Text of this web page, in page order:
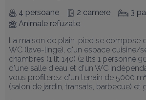
4 persoane 2 camere
3
Animale refuzate
La maison de plain-pied se compose
WC (lave-linge), d'un espace cuisine/
chambres (1 lit 140) (2 lits 1 personne
d'une salle d'eau et d'un WC
vous profiterez d'un terrain de 5000
(salon de jardin, transats, barbecue) et